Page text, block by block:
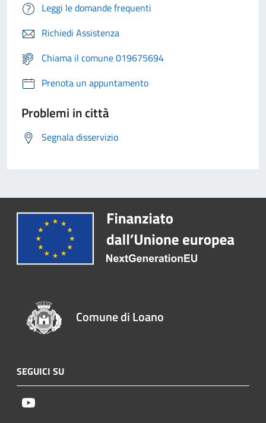
Leggi le domande frequenti
Richiedi Assistenza
Chiama il comune 019675694
Prenota un appuntamento
Problemi in città
Segnala disservizio
Comune di Loano
SEGUICI SU